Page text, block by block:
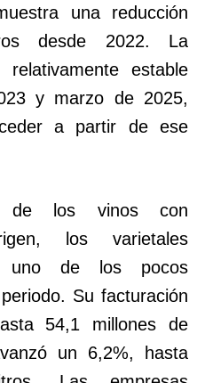
una reducción
desde 2022. La
relativamente estable
y marzo de 2025,
a partir de ese
los vinos con
los varietales
uno de los pocos
Su facturación
54,1 millones de
un 6,2%, hasta